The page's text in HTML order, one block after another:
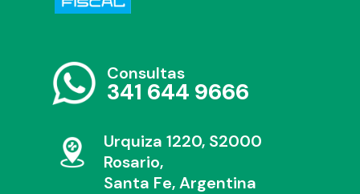
Consultas
341 644 9666
Urquiza 1220, S2000
Rosario,
Santa Fe, Argentina